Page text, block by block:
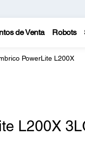
de Venta Robots
PowerLite L200X
L200X